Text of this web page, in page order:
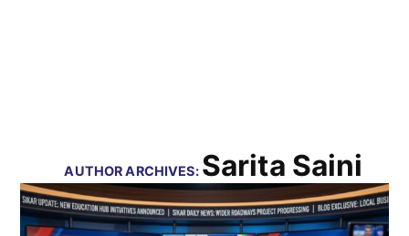
AUTHOR ARCHIVES: Sarita Saini